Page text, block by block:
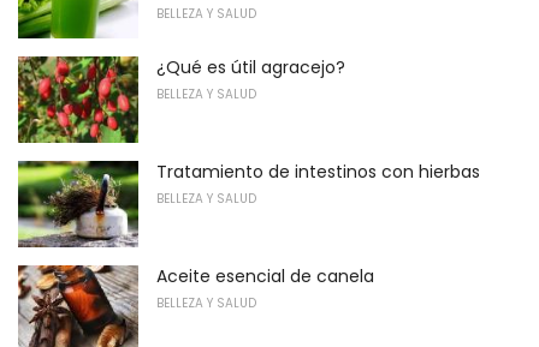
BELLEZA Y SALUD
¿Qué es útil agracejo?
BELLEZA Y SALUD
Tratamiento de intestinos con hierbas
BELLEZA Y SALUD
Aceite esencial de canela
BELLEZA Y SALUD